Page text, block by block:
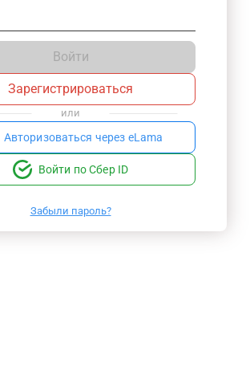
Войти
Зарегистрироваться
или
Авторизоваться через eLama
Войти по Сбер ID
Забыли пароль?